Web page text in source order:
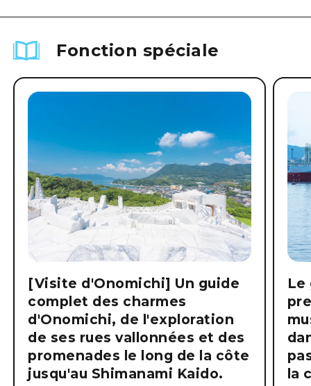
Fonction spéciale
[Visite d'Onomichi] Un guide
complet des charmes
d'Onomichi, de l'exploration
de ses rues vallonnées et des
promenades le long de la côte
jusqu'au Shimanami Kaido.
Le
la